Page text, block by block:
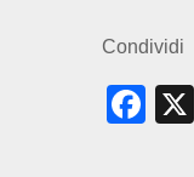
Condividi
F